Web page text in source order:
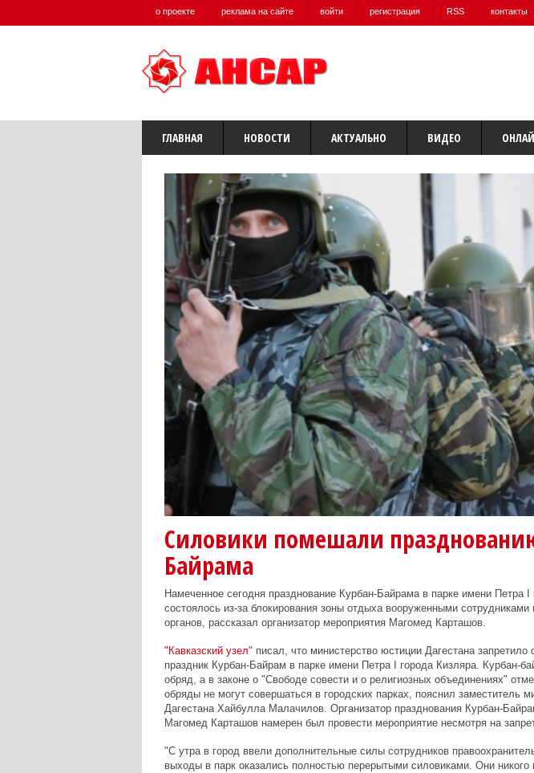
о проекте реклама на сайте войти регистрация RSS контакты
ГЛАВНАЯ НОВОСТИ АКТУАЛЬНО ВИДЕО
Силовики помешали
Байрама
Намеченное сегодня празднование Курбан-Байрама в парке имени Петра I
состоялось из-за блокирования зоны отдыха вооруженными сотрудниками
органов, рассказал организатор мероприятия Магомед Карташов.
"Кавказский узел" писал, что министерство юстиции Дагестана запретило
праздник Курбан-Байрам в парке имени Петра I города Кизляра. Курбан-
обряд, а в законе о "Свободе совести и о религиозных объединениях"
обряды не могут совершаться в городских парках, пояснил заместитель
Дагестана Хайбулла Малачилов. Организатор празднования Курбан-
Магомед Карташов намерен был провести мероприятие несмотря на
"С утра в город ввели дополнительные силы сотрудников
выходы в парк оказались полностью перерытыми силовиками. Они никого